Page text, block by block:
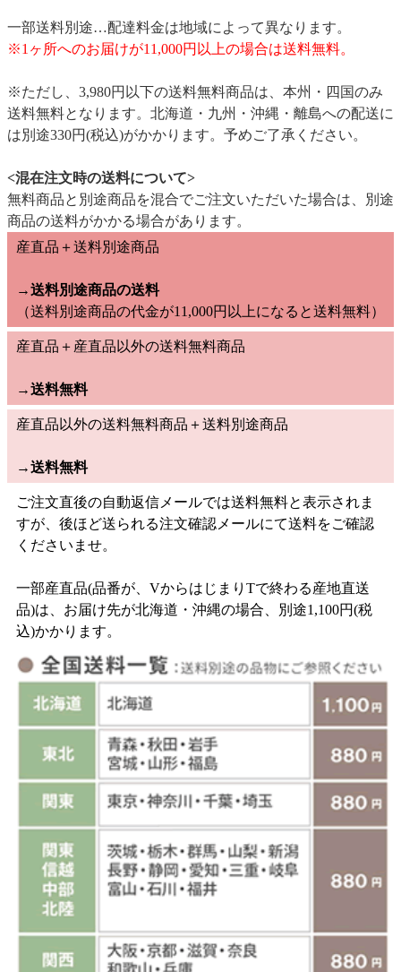
一部送料別途…配達料金は地域によって異なります。
※1ヶ所へのお届けが11,000円以上の場合は送料無料。
※ただし、3,980円以下の送料無料商品は、本州・四国のみ
送料無料となります。北海道・九州・沖縄・離島への配送に
は別途330円(税込)がかかります。予めご了承ください。
<混在注文時の送料について>
無料商品と別途商品を混合でご注文いただいた場合は、別途
商品の送料がかかる場合があります。
産直品＋送料別途商品
→送料別途商品の送料
（送料別途商品の代金が11,000円以上になると送料無料）
産直品＋産直品以外の送料無料商品
→送料無料
産直品以外の送料無料商品＋送料別途商品
→送料無料
ご注文直後の自動返信メールでは送料無料と表示されま
すが、後ほど送られる注文確認メールにて送料をご確認
くださいませ。
一部産直品(品番が、VからはじまりTで終わる産地直送
品)は、お届け先が北海道・沖縄の場合、別途1,100円(税
込)かかります。